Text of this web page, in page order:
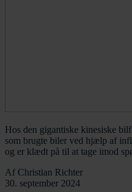
Hos den gigantiske kinesiske
som brugte biler ved hjælp af
og er klædt på til at tage imod
Af Christian Richter
30. september 2024